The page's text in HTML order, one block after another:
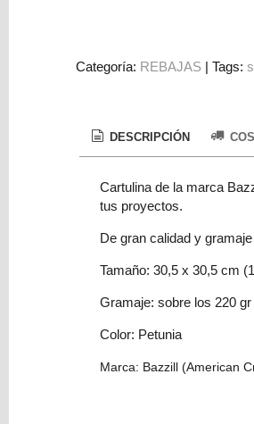
Figuras
Marcas
Carrito
Categoría: REBAJAS |Tags:
DESCRIPCIÓN
Cartulina de la marca
tus proyectos.
De gran calidad y
Tamaño: 30,5 x 30,5 cm
Gramaje: sobre los 220 gr
Color: Petunia
Marca: Bazzill (American